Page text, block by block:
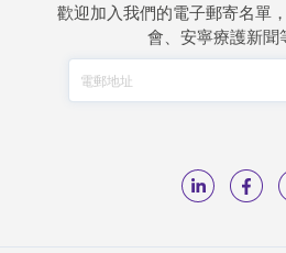
歡迎加入我們的電子郵寄名單
會、安寧療護新聞